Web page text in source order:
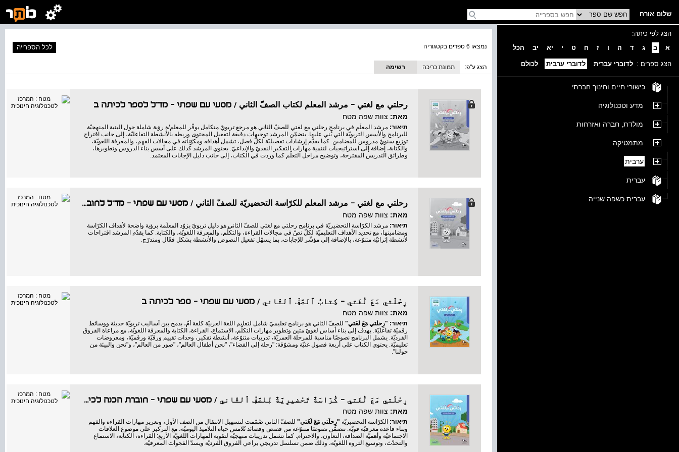
שלום אורח
הצג לפי כיתה:
א
ב ג ד ה ו ז ח ט י יא יב הכל
הצג ספרים : לדוברי עברית לדוברי ערבית לכולם
כישורי חיים וחינוך חברתי
מדע וטכנולוגיה
מולדת, חברה ואזרחות
מתמטיקה
ערבית
עברית
עברית כשפה שנייה
נמצאו 6 ספרים בקטגוריה לכל הספרייה
הצג ע''פ: תמונת כריכה רשימה
رحلتي مع لغتي – مرشد المعلم لكتاب الصفّ الثاني / מסעי עם שפתי – מד"ל לספר לכיתה ב
מאת: צוות שפה מטח
תיאור: مرشد المعلّم في برنامج رحلتي مع لغتي للصفّ الثاني هو مرجع تربويّ متكامل يوفّر للمعلم/ة رؤية شاملة حول البنية المنهجيّة
للبرنامج والأسس التربويّة التي بُني عليها. يتضمّن المرشد توجيهات دقيقة لتفعيل المحتوى وربطه بالأنشطة التفاعليّة، إلى جانب اقتراح
توزيع سنويّ مدروس للمضامين. كما يقدّم إرشادات تفصيليّة لكلّ فصل، تشمل أهدافه ومكوّناته في مجالات الفهم، والمعرفة اللغويّة،
والكتابة، إضافة إلى استراتيجيات لتنمية مهارات التفكير النقديّ والإبداعيّ. يحتوي المرشد كذلك على أسس بناء الدروس وتطويرها،
وطرائق التدريس المقترحة، وتوضيح مراحل التعلّم كما وردت في الكتاب، إلى جانب دليل الإجابات المعتمد.
رحلتي مع لغتي – مرشد المعلم للكرّاسة التحضيريّة للصفّ الثاني / מסעי עם שפתי – מד"ל לחוברת הכנה לכיתה
מאת: צוות שפה מטח
תיאור: مرشد الكرّاسة التحضيريّة في برنامج رحلتي مع لغتي للصفّ الثاني هو دليل تربويّ يزوّد المعلّمة برؤية واضحة لأهداف الكرّاسة
ومضامينها، مع تحديد الأهداف التعليميّة لكلّ نصّ في مجالات القراءة، والتكلّم، والمعرفة اللغويّة، والكتابة. كما يقدّم المرشد اقتراحات
لأنشطة إثرائيّة متنوّعة، بالإضافة إلى مؤشّر للإجابات، بما يسهّل تفعيل النصوص والأنشطة بشكل فعّال ومتدرّج.
رِحْلَتي مَعَ لُغَتي - كِتابُ ٱلصَّفِّ ٱلثّاني / מסעי עם שפתי - ספר לכיתה ב
מאת: צוות שפה מטח
תיאור: "رِحلَتي مَعَ لُغَتي" للصفّ الثاني هو برنامج تعليميّ شامل لتعليم اللغة العربيّة كلغة أمّ، يدمج بين أساليب تربويّة حديثة ووسائط
رقميّة تفاعليّة. يهدف إلى بناء أساس لغويّ متين وتطوير مهارات التكلّم، الاستماع، القراءة، الكتابة والمعرفة اللغويّة، مع مراعاة الفروق
الفرديّة. يشمل البرنامج نصوصًا مناسبة للمرحلة العمريّة، تدريبات متنوّعة، أنشطة تفكير، وحدات تقييم ورقيّة ورقميّة، ومعروضات
تعليميّة. يحتوي الكتاب على أربعة فصول غنيّة ومشوّقة: "رحلة إلى الفضاء"، "نحن أطفال العالم"، "صور من العالم"، و"نحن والبيئة من
حولنا".
رِحْلَتي مَعَ لُغَتي – كُرّاسَةٌ تَحْضيرِيَّةٌ لِلصَّفِّ ٱلثّاني / מסעי עם שפתי - חוברת הכנה לכיתה ב
מאת: צוות שפה מטח
תיאור: الكرّاسة التحضيريّة "رِحلَتي مَعَ لُغَتي" للصفّ الثاني صُمّمت لتسهيل الانتقال من الصف الأول، وتعزيز مهارات القراءة والفهم
وبناء قاعدة معرفيّة قويّة. تتضمّن نصوصًا متنوّعة من قصص وقصائد تُلامس حياة التلاميذ اليوميّة، مع التركيز على موضوع العلاقات
الاجتماعيّة وأهميّة الصداقة، التعاون، والاحترام. كما تشمل تدريبات منهجيّة لتقوية المهارات اللغويّة الأربع: القراءة، الكتابة، الاستماع
والتحدّث، وتوسيع الثروة اللغويّة، وذلك ضمن تسلسل تدريجي يراعي الفروق الفرديّة ويسدّ الفجوات المعرفيّة.